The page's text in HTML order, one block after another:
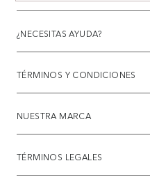
¿NECESITAS AYUDA?
TÉRMINOS Y CONDICIONES
NUESTRA MARCA
TÉRMINOS LEGALES